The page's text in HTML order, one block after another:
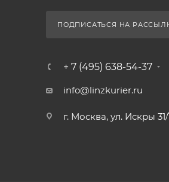
ПОДПИСАТЬСЯ НА
+ 7 (495) 638-54-37
info@linzkurier.ru
г. Москва, ул. Искры 31/